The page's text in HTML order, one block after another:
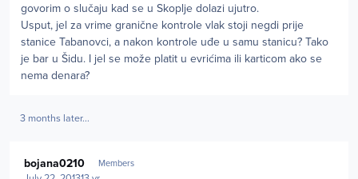
govorim o slučaju kad se u Skoplje dolazi ujutro.
Usput, jel za vrime granične kontrole vlak stoji negdi prije
stanice Tabanovci, a nakon kontrole uđe u samu stanicu? Tako
je bar u Šidu. I jel se može platit u evrićima ili karticom ako se
nema denara?
3 months later...
bojana0210 Members